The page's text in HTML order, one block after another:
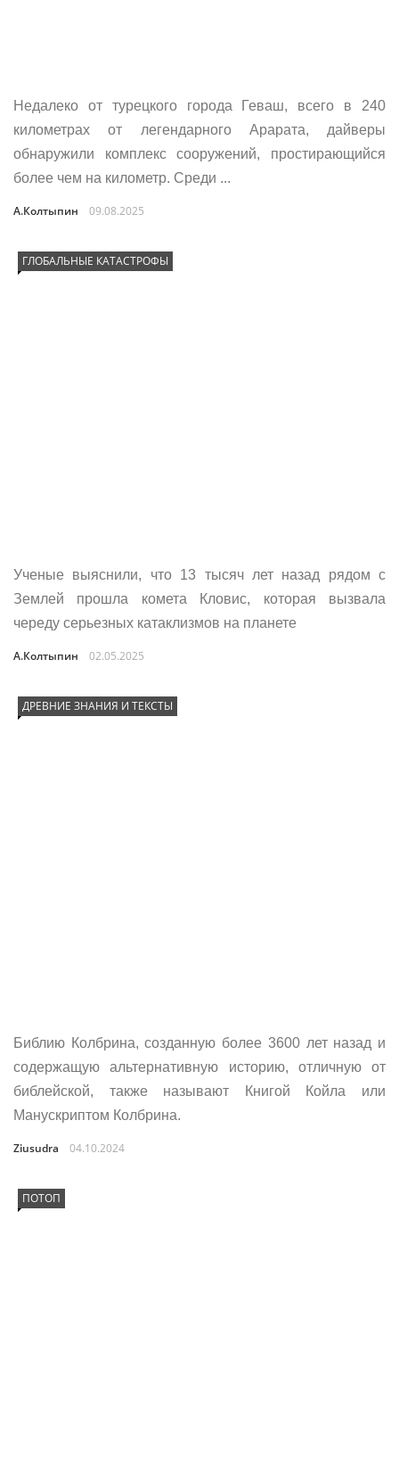
Недалеко от турецкого города Геваш, всего в 240
километрах от легендарного Арарата, дайверы
обнаружили комплекс сооружений, простирающийся
более чем на километр. Среди ...
А.Колтыпин 09.08.2025
ГЛОБАЛЬНЫЕ КАТАСТРОФЫ
Ученые выяснили, что 13 тысяч лет назад рядом с
Землей прошла комета Кловис, которая вызвала
череду серьезных катаклизмов на планете
А.Колтыпин 02.05.2025
ДРЕВНИЕ ЗНАНИЯ И ТЕКСТЫ
Библию Колбрина, созданную более 3600 лет назад и
содержащую альтернативную историю, отличную от
библейской, также называют Книгой Койла или
Манускриптом Колбрина.
Ziusudra 04.10.2024
ПОТОП